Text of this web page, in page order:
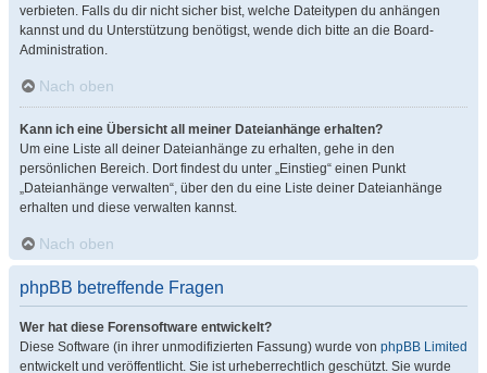
verbieten. Falls du dir nicht sicher bist, welche Dateitypen du anhängen
kannst und du Unterstützung benötigst, wende dich bitte an die Board-
Administration.
Nach oben
Kann ich eine Übersicht all meiner Dateianhänge erhalten?
Um eine Liste all deiner Dateianhänge zu erhalten, gehe in den
persönlichen Bereich. Dort findest du unter „Einstieg“ einen Punkt
„Dateianhänge verwalten“, über den du eine Liste deiner Dateianhänge
erhalten und diese verwalten kannst.
Nach oben
phpBB betreffende Fragen
Wer hat diese Forensoftware entwickelt?
Diese Software (in ihrer unmodifizierten Fassung) wurde von phpBB Limited
entwickelt und veröffentlicht. Sie ist urheberrechtlich geschützt. Sie wurde